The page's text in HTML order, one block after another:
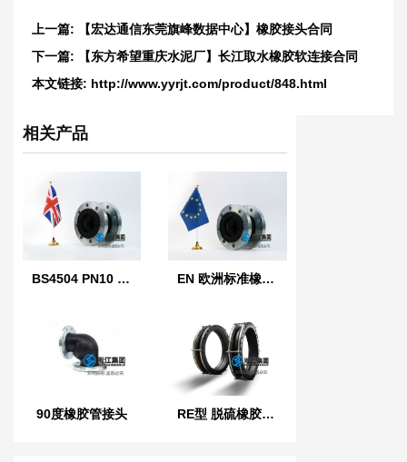
上一篇:
【宏达通信东莞旗峰数据中心】橡胶接头合同
下一篇:
【东方希望重庆水泥厂】长江取水橡胶软连接合同
本文链接: http://www.yyrjt.com/product/848.html
相关产品
BS4504 PN10 英国标准橡胶膨胀节 EN 欧洲标准橡胶膨胀节
90度橡胶管接头 RE型 脱硫橡胶膨胀节